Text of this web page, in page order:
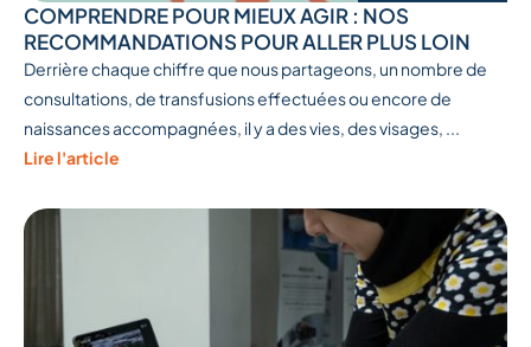
COMPRENDRE POUR MIEUX AGIR : NOS
RECOMMANDATIONS POUR ALLER PLUS LOIN
Derrière chaque chiffre que nous partageons, un nombre de
consultations, de transfusions effectuées ou encore de
naissances accompagnées, il y a des vies, des visages, ...
Lire l'article